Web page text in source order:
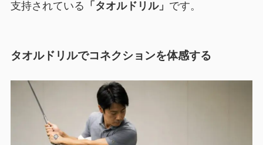
支持されている 「タオルドリル」 です。
タオルドリルでコネクションを体感する